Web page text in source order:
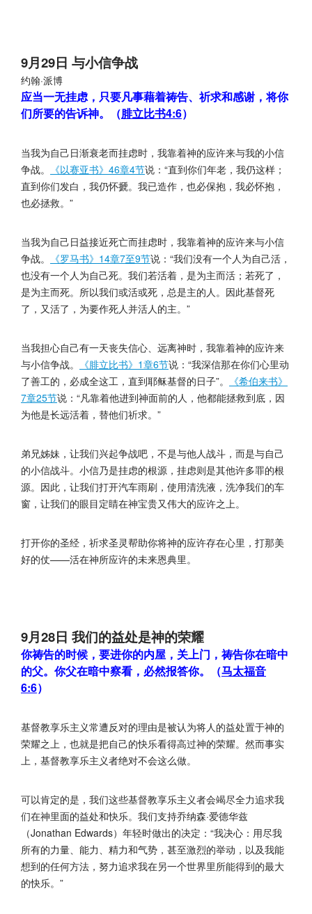
9月29日 与小信争战
约翰·派博
应当一无挂虑，只要凡事藉着祷告、祈求和感谢，将你
们所要的告诉神。（腓立比书4:6）
当我为自己日渐衰老而挂虑时，我靠着神的应许来与我的小信
争战。
《以赛亚书》46章4节说：“直到你们年老，我仍这样；
直到你们发白，我仍怀搋。我已造作，也必保抱，我必怀抱，
也必拯救。”
当我为自己日益接近死亡而挂虑时，我靠着神的应许来与小信
争战。
《罗马书》14章7至9节说：“我们没有一个人为自己活，
也没有一个人为自己死。我们若活着，是为主而活；若死了，
是为主而死。所以我们或活或死，总是主的人。因此基督死
了，又活了，为要作死人并活人的主。”
当我担心自己有一天丧失信心、远离神时，我靠着神的应许来
与小信争战。
《腓立比书》1章6节说：“我深信那在你们心里动
了善工的，必成全这工，直到耶稣基督的日子”。
《希伯来书》
7章25节说：“凡靠着他进到神面前的人，他都能拯救到底，因
为他是长远活着，替他们祈求。”
弟兄姊妹，让我们兴起争战吧，不是与他人战斗，而是与自己
的小信战斗。小信乃是挂虑的根源，挂虑则是其他许多罪的根
源。因此，让我们打开汽车雨刷，使用清洗液，洗净我们的车
窗，让我们的眼目定睛在神宝贵又伟大的应许之上。
打开你的圣经，祈求圣灵帮助你将神的应许存在心里，打那美
好的仗——活在神所应许的未来恩典里。
9月28日 我们的益处是神的荣耀
你祷告的时候，要进你的内屋，关上门，祷告你在暗中
的父。你父在暗中察看，必然报答你。（马太福音
6:6）
基督教享乐主义常遭反对的理由是被认为将人的益处置于神的
荣耀之上，也就是把自己的快乐看得高过神的荣耀。然而事实
上，基督教享乐主义者绝对不会这么做。
可以肯定的是，我们这些基督教享乐主义者会竭尽全力追求我
们在神里面的益处和快乐。我们支持乔纳森·爱德华兹
（Jonathan Edwards）年轻时做出的决定：“我决心：用尽我
所有的力量、能力、精力和气势，甚至激烈的举动，以及我能
想到的任何方法，努力追求我在另一个世界里所能得到的最大
的快乐。”